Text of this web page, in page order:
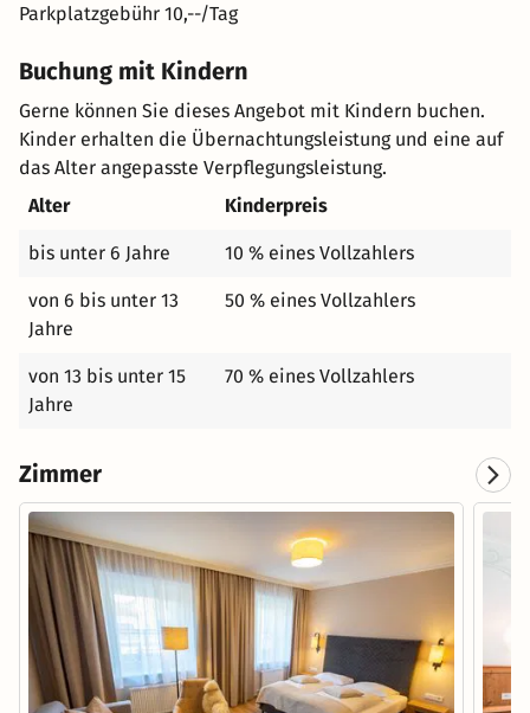
Parkplatzgebühr 10,--/Tag
Buchung mit Kindern
Gerne können Sie dieses Angebot mit Kindern buchen.
Kinder erhalten die Übernachtungsleistung und eine auf
das Alter angepasste Verpflegungsleistung.
Alter
Kinderpreis
bis unter 6 Jahre 10 % eines Vollzahlers
von 6 bis unter 13
Jahre
50 % eines Vollzahlers
von 13 bis unter 15
Jahre
70 % eines Vollzahlers
Zimmer